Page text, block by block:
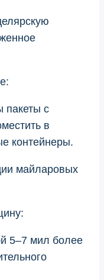
пакеты с
в
контейнеры.
майларовых
5–7 мил более